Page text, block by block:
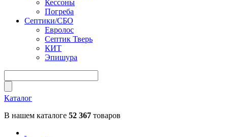
Кессоны
Погреба
Септики/СБО
Евролос
Септик Тверь
КИТ
Эпишура
Каталог
В нашем каталоге 52 367 товаров